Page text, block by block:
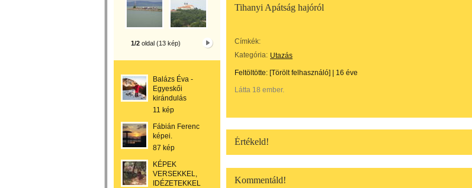
1/2 oldal (13 kép)
Balázs Éva -
Egyeskői
kirándulás
11 kép
Fábián Ferenc
képei.
87 kép
KÉPEK
VERSEKKEL,
IDÉZETEKKEL
Tihanyi Apátság hajóról
Címkék:
Kategória: Utazás
Feltöltötte: [Törölt felhasználó] 16 éve
Látta 18 ember.
Értékeld!
Kommentáld!